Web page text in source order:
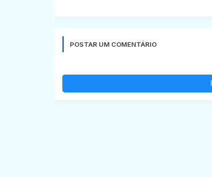
POSTAR UM COMENTÁRIO